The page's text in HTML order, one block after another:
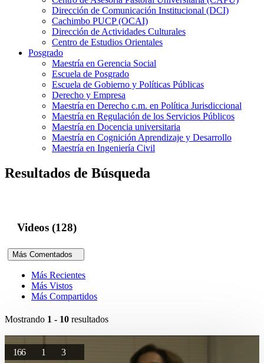
Dirección de Comunicación Institucional (DCI)
Cachimbo PUCP (OCAI)
Dirección de Actividades Culturales
Centro de Estudios Orientales
Posgrado
Maestría en Gerencia Social
Escuela de Posgrado
Escuela de Gobierno y Políticas Públicas
Derecho y Empresa
Maestría en Derecho c.m. en Política Jurisdiccional
Maestría en Regulación de los Servicios Públicos
Maestría en Docencia universitaria
Maestría en Cognición Aprendizaje y Desarrollo
Maestría en Ingeniería Civil
Resultados de Búsqueda
Videos (128)
Más Comentados
Más Recientes
Más Vistos
Más Compartidos
Mostrando 1 - 10 resultados
166 1 3